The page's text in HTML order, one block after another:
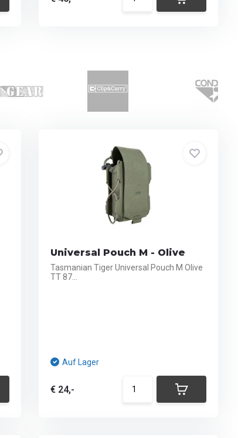
Universal Pouch M - Olive
Tasmanian Tiger Universal Pouch M Olive
TT 87...
Auf Lager
€ 24,-